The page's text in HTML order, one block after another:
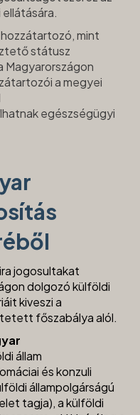
mint
státusz
a megyei
egészségügyi
jogosultakat
dolgozó külföldi
kiveszi a
főszabálya alól.
állam
és konzuli
állampolgárságú
tagja), a külföldi